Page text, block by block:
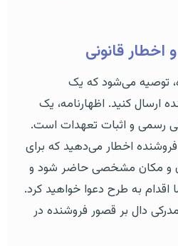
توصیه می‌شود که یک
ارسال کنید. اظهارنامه، یک
رسمی و اثبات تعهدات است.
فروشنده اخطار می‌دهید که برای
و مکان مشخصی حاضر شود و
به طرح دعوا خواهید کرد.
دال بر قصور فروشنده در